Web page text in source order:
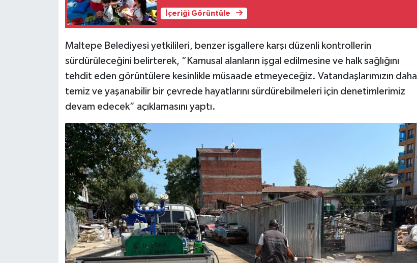
İçeriği Görüntüle
Maltepe Belediyesi yetkilileri, benzer işgallere karşı düzenli kontrollerin
sürdürüleceğini belirterek, “Kamusal alanların işgal edilmesine ve halk sağlığını
tehdit eden görüntülere kesinlikle müsaade etmeyeceğiz. Vatandaşlarımızın daha
temiz ve yaşanabilir bir çevrede hayatlarını sürdürebilmeleri için denetimlerimiz
devam edecek” açıklamasını yaptı.